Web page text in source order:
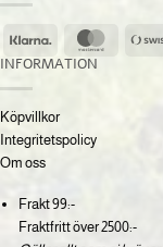
Klarna
INFORMATION
Köpvillkor
Integritetspolicy
Om oss
Frakt 99:-
Fraktfritt över 2500:-